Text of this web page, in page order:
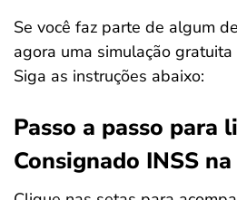
Se você faz parte de algum
agora uma simulação
Siga as instruções abaixo:
Passo a passo para
Consignado INSS